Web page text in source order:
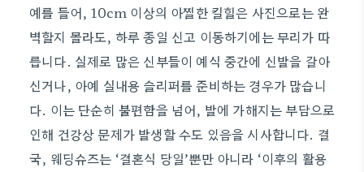
예를 들어, 10cm 이상의 아찔한 킬힐은 사진으로는 완
벽할지 몰라도, 하루 종일 신고 이동하기에는 무리가 따
릅니다. 실제로 많은 신부들이 예식 중간에 신발을 갈아
신거나, 아예 실내용 슬리퍼를 준비하는 경우가 많습니
다. 이는 단순히 불편함을 넘어, 발에 가해지는 부담으로
인해 건강상 문제가 발생할 수도 있음을 시사합니다. 결
국, 웨딩슈즈는 ‘결혼식 당일’뿐만 아니라 ‘이후의 활용